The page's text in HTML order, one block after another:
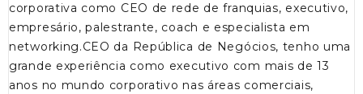
corporativa como CEO de rede de franquias, executivo,
empresário, palestrante, coach e especialista em
networking.CEO da República de Negócios, tenho uma
grande experiência como executivo com mais de 13
anos no mundo corporativo nas áreas comerciais,